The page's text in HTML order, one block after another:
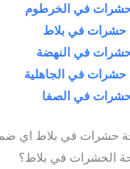
في الخرطوم
حشرات في بلاط
في النهضة
حشرات في الجاهلية
في الصفا
حشرات في بلاط اي
الحشرات في بلاط؟